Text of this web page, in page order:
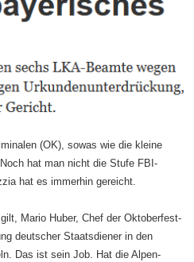
(OK), sowas wie die kleine
hat man nicht die Stufe FBI-
hat es immerhin gereicht.
Mario Huber, Chef der Oktoberfest-
deutscher Staatsdiener in den
Das ist sein Job. Hat die Alpen-